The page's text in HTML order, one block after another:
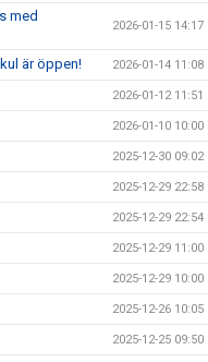
med
2026-01-15 14:17
är öppen! 2026-01-14 11:08
2026-01-12 11:51
2026-01-10 10:00
2025-12-30 09:02
2025-12-29 22:58
2025-12-29 22:54
2025-12-29 11:00
2025-12-29 10:00
2025-12-26 10:05
2025-12-25 09:50